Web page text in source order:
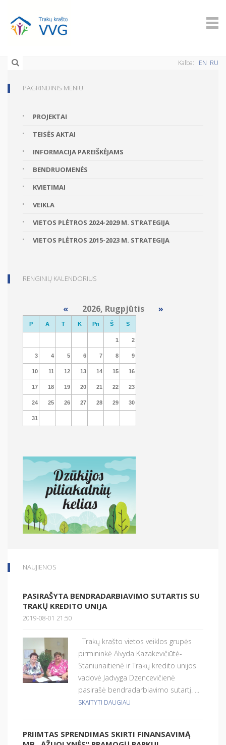
Kalba: EN RU
PAGRINDINIS MENIU
PROJEKTAI
TEISĖS AKTAI
INFORMACIJA PAREIŠKĖJAMS
BENDRUOMENĖS
KVIETIMAI
VEIKLA
VIETOS PLĖTROS 2024-2029 M. STRATEGIJA
VIETOS PLĖTROS 2015-2023 M. STRATEGIJA
RENGINIŲ KALENDORIUS
«2026, Rugpjūtis »
P A T K Pn Š S
1 2
3 4 5 6 7 8 9
10 11 12 13 14 15 16
17 18 19 20 21 22 23
24 25 26 27 28 29 30
31
NAUJIENOS
PASIRAŠYTA BENDRADARBIAVIMO SUTARTIS SU
TRAKŲ KREDITO UNIJA
2019-08-01 21:50
Trakų krašto vietos veiklos grupės
pirmininkė Alvyda Kazakevičiūtė-
Staniunaitienė ir Trakų kredito unijos
vadovė Jadvyga Dzencevičienė
pasirašė bendradarbiavimo sutartį. ...
SKAITYTI DAUGIAU
PRIIMTAS SPRENDIMAS SKIRTI FINANSAVIMĄ